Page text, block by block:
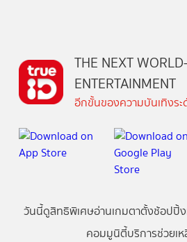
THE NEXT
ENTERTAINMENT
อีกขั้นของความบันเทิงร
วันนี้ดูสิทธิพิเศษอ่านเกมตาตั้งช้อปปิ้ง
คอมมูนิตี้บริการช่วยเ